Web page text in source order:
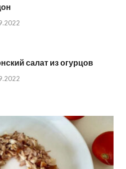
салат из огурцов